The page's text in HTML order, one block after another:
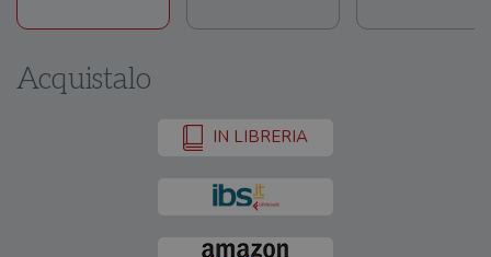
Acquistalo
IN LIBRERIA